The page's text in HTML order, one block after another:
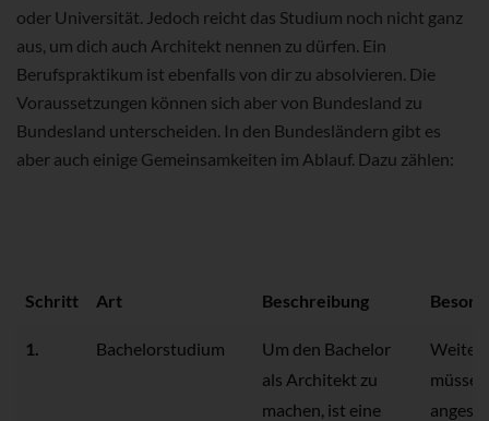
oder Universität. Jedoch reicht das Studium noch nicht ganz
aus, um dich auch Architekt nennen zu dürfen. Ein
Berufspraktikum ist ebenfalls von dir zu absolvieren. Die
Voraussetzungen können sich aber von Bundesland zu
Bundesland unterscheiden. In den Bundesländern gibt es
aber auch einige Gemeinsamkeiten im Ablauf. Dazu zählen:
Schritt Art Beschreibung
1. Bachelorstudium
Um den Bachelor
als Architekt zu
machen, ist eine
müssen